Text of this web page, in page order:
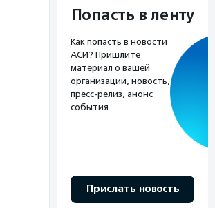
Попасть в ленту
Как попасть в новости
АСИ? Пришлите
материал о вашей
организации, новость,
пресс-релиз, анонс
события.
Прислать новость